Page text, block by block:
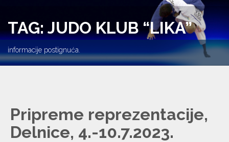
TAG: JUDO KLUB “LIKA”
informacije postignuća.
Pripreme reprezentacije,
Delnice, 4.-10.7.2023.